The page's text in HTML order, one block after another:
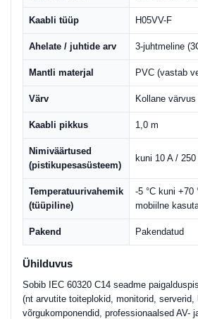
Kaabli tüüp H05VV-F
Ahelate / juhtide arv 3-juhtmeline
Mantli materjal PVC (vastab
Värv Kollane värvus
Kaabli pikkus 1,0 m
Nimiväärtused
(pistikupesasüsteem)
kuni 10 A /
Temperatuurivahemik
(tüüpiline)
-5 °C kuni +70
mobiilne
Pakend Pakendatud
Ühilduvus
Sobib IEC 60320 C14 seadme
(nt arvutite toiteplokid, monitorid, serverid,
võrgukomponendid, professionaalsed AV-